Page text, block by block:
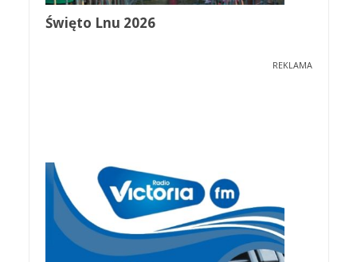
Święto Lnu 2026
REKLAMA